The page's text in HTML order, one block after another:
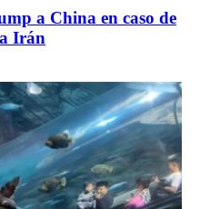
a China en caso de
Irán